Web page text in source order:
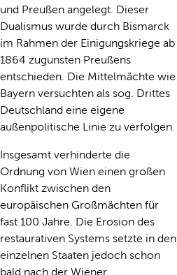
und Preußen angelegt. Dieser
Dualismus wurde durch Bismarck
im Rahmen der Einigungskriege ab
1864 zugunsten Preußens
entschieden. Die Mittelmächte wie
Bayern versuchten als sog. Drittes
Deutschland eine eigene
außenpolitische Linie zu verfolgen.
Insgesamt verhinderte die
Ordnung von Wien einen großen
Konflikt zwischen den
europäischen Großmächten für
fast 100 Jahre. Die Erosion des
restaurativen Systems setzte in den
einzelnen Staaten jedoch schon
bald nach der Wiener